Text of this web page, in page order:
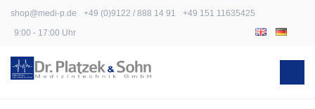
content
shop@medi-p.de +49 (0)9122 / 888 14 91
+49 151 11635425
9:00 - 17:00 Uhr